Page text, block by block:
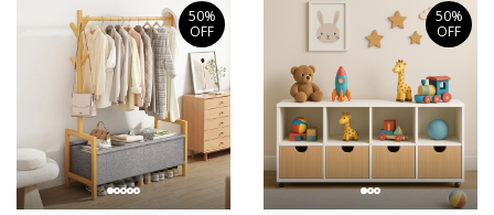
50%
OFF
50%
OFF